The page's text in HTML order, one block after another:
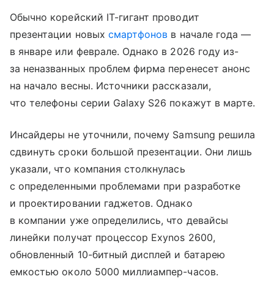
Обычно корейский IT-гигант проводит
презентации новых смартфонов в начале года —
в январе или феврале. Однако в 2026 году из-
за неназванных проблем фирма перенесет анонс
на начало весны. Источники рассказали,
что телефоны серии Galaxy S26 покажут в марте.
Инсайдеры не уточнили, почему Samsung решила
сдвинуть сроки большой презентации. Они лишь
указали, что компания столкнулась
с определенными проблемами при разработке
и проектировании гаджетов. Однако
в компании уже определились, что девайсы
линейки получат процессор Exynos 2600,
обновленный 10-битный дисплей и батарею
емкостью около 5000 миллиампер-часов.